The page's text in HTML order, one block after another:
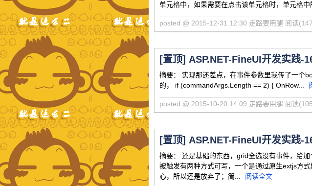
单元格中，如果需要在点击该单元格时，单元格
posted @ 2015-12-31 12:30 走路要用腿 阅读
[置顶] ASP.NET-FineUI开发实践-
摘要： 实现那还差点，在事件参数里我传了一个
的， if (commandArgs.Length == 2) { OnRow...
posted @ 2015-10-20 14:09 走路要用腿 阅读
[置顶] ASP.NET-FineUI开发实践-
摘要： 还是基础的东西，grid全选没有事件，给
被触发有两种方式可写，一个是通过原生extjs方
心，所以还是放弃了；简...
阅读全文